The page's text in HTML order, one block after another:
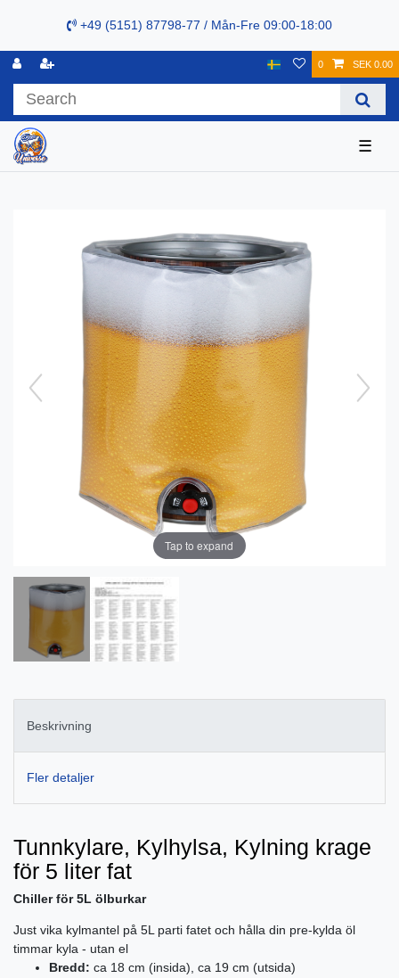
+49 (5151) 87798-77 / Mån-Fre 09:00-18:00
0 SEK 0.00
☰
Tap to expand
Beskrivning
Fler detaljer
Tunnkylare, Kylhylsa, Kylning krage
för 5 liter fat
Chiller för 5L ölburkar
Just vika kylmantel på 5L parti fatet och hålla din pre-kylda öl
timmar kyla - utan el
Bredd: ca 18 cm (insida), ca 19 cm (utsida)